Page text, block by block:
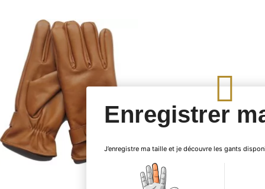
Enregistrer
J’enregistre ma taille et je découvre les gants